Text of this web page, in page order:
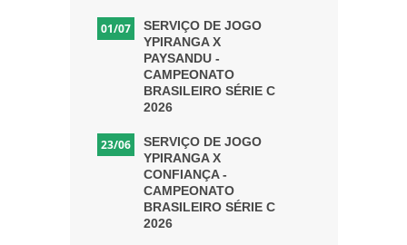
01/07
SERVIÇO DE JOGO
YPIRANGA X
PAYSANDU -
CAMPEONATO
BRASILEIRO SÉRIE C
2026
23/06
SERVIÇO DE JOGO
YPIRANGA X
CONFIANÇA -
CAMPEONATO
BRASILEIRO SÉRIE C
2026